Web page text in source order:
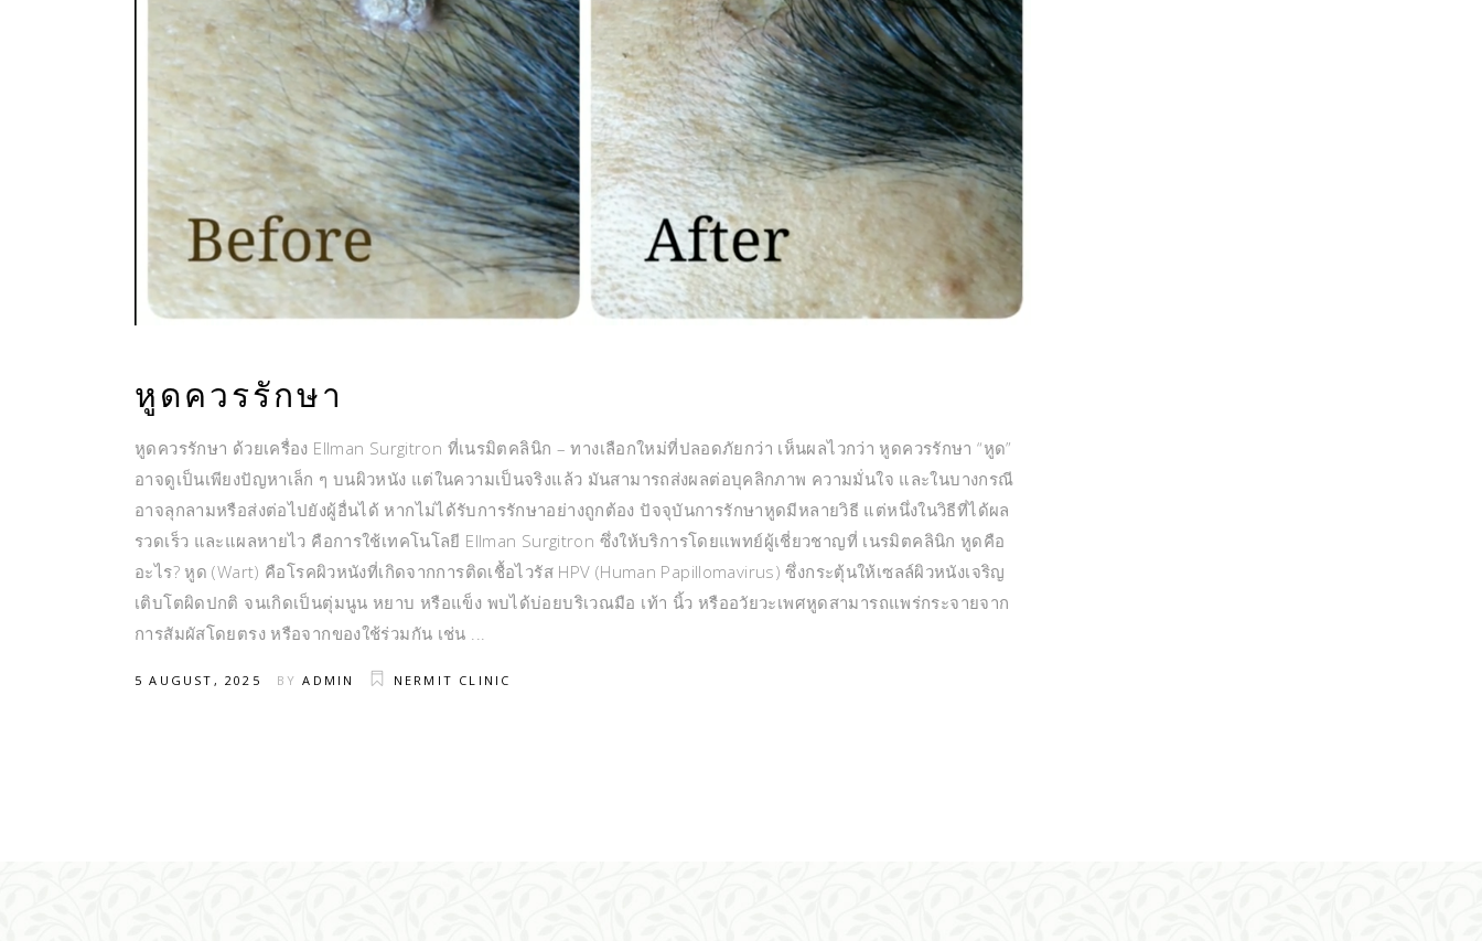
หูดควรรักษา
หูดควรรักษา ด้วยเครื่อง Ellman Surgitron ที่เนรมิตคลินิก – ทางเลือกใหม่ที่ปลอดภัยกว่า เห็นผลไวกว่า หูดควรรักษา “หูด”
อาจดูเป็นเพียงปัญหาเล็ก ๆ บนผิวหนัง แต่ในความเป็นจริงแล้ว มันสามารถส่งผลต่อบุคลิกภาพ ความมั่นใจ และในบางกรณี
อาจลุกลามหรือส่งต่อไปยังผู้อื่นได้ หากไม่ได้รับการรักษาอย่างถูกต้อง ปัจจุบันการรักษาหูดมีหลายวิธี แต่หนึ่งในวิธีที่ได้ผล
รวดเร็ว และแผลหายไว คือการใช้เทคโนโลยี Ellman Surgitron ซึ่งให้บริการโดยแพทย์ผู้เชี่ยวชาญที่ เนรมิตคลินิก หูดคือ
อะไร? หูด (Wart) คือโรคผิวหนังที่เกิดจากการติดเชื้อไวรัส HPV (Human Papillomavirus) ซึ่งกระตุ้นให้เซลล์ผิวหนังเจริญ
เติบโตผิดปกติ จนเกิดเป็นตุ่มนูน หยาบ หรือแข็ง พบได้บ่อยบริเวณมือ เท้า นิ้ว หรืออวัยวะเพศหูดสามารถแพร่กระจายจาก
การสัมผัสโดยตรง หรือจากของใช้ร่วมกัน เช่น
5 AUGUST, 2025 BYADMIN NERMIT CLINIC